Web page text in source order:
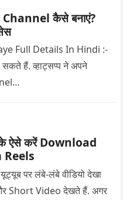
कैसे बनाएं?
Full Details In Hindi :-
हैं. व्हाट्सप्प ने अपने
के ऐसे करें Download
पर लंबे-लंबे वीडियो देखा
Short Video देखते हैं. अगर